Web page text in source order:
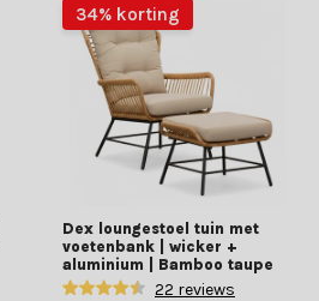
34% korting
Dex loungestoel tuin met
voetenbank | wicker +
aluminium | Bamboo taupe
22 reviews